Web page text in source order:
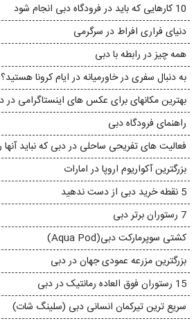
10 کارهایی که باید در فرودگاه دبی انجام شود
دنیای فراری افراط در سرگرمی
همه چیز در رابطه با دبی
به دنبال سفری در خاورمیانه در ایام کرونا هستید؟
بهترین مکانهای برای عکس های اینستاگرامی در
راهنمای فرودگاه دبی
فعالیت های تفریحی ساحلی در دبی که نباید آنها
بزرگترین آکواریوم اروپا در امارات
5 نقطه خرید دبی از دست ندهید
7 رستوران برتر دبی
کشتی سوپرمارکت دبی(Aqua Pod)
بزرگترین مزرعه عمودی جهان در دبی
15 رستوران فوق العاده رمانتیک در دبی
سریع ترین تیرکمان انسانی دبی (سلینگ شات)